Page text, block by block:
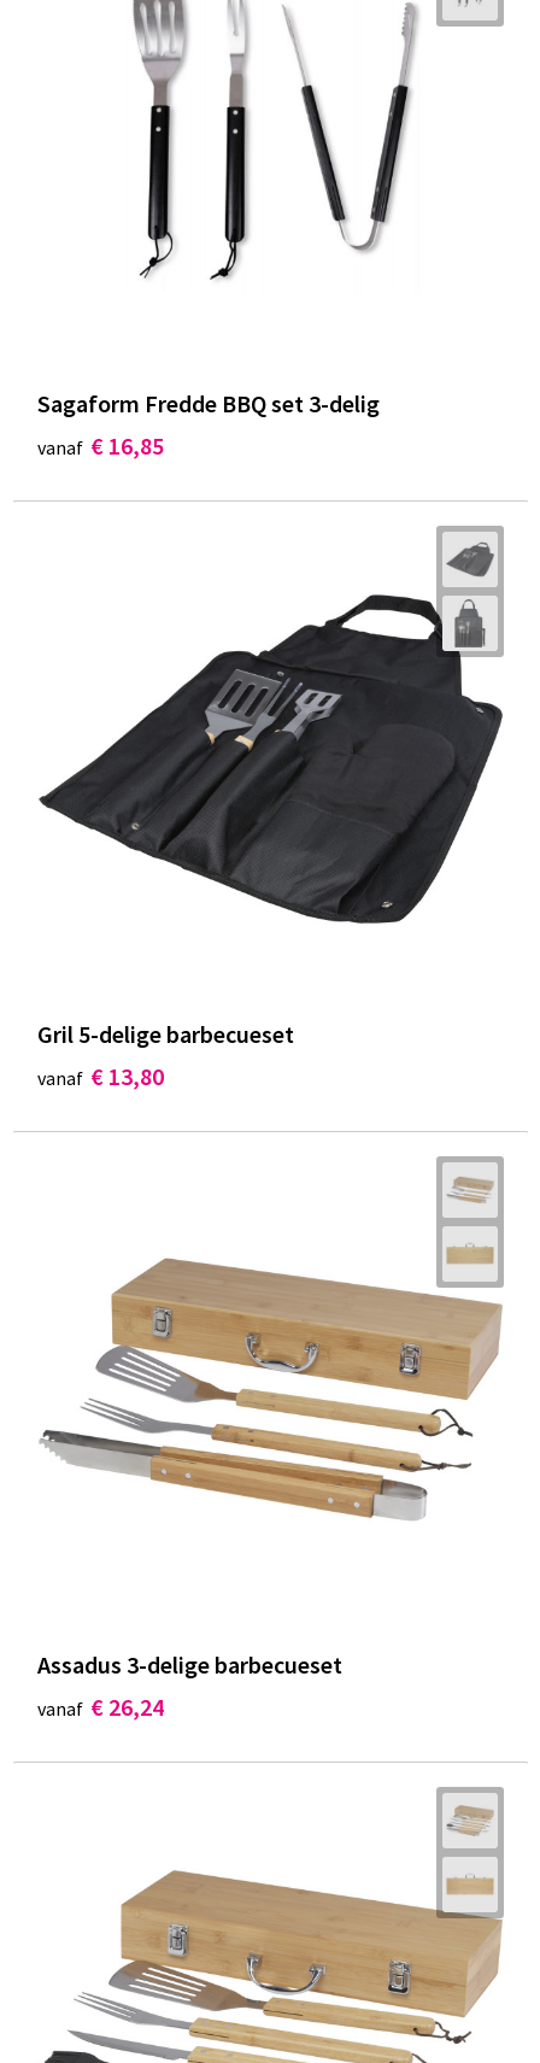
Sagaform Fredde BBQ set 3-delig
vanaf € 16,85
Gril 5-delige barbecueset
vanaf € 13,80
Assadus 3-delige barbecueset
vanaf € 26,24